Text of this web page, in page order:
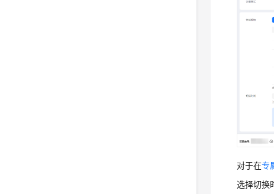
对于在专
选择切换